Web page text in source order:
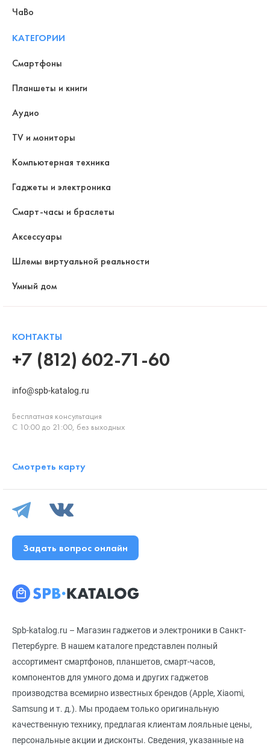
Spb-katalog.ru – Магазин гаджетов и электроники в Санкт-
Петербурге. В нашем каталоге представлен полный
ассортимент смартфонов, планшетов, смарт-часов,
компонентов для умного дома и других гаджетов
производства всемирно известных брендов (Apple, Xiaomi,
Samsung и т. д.). Мы продаем только оригинальную
качественную технику, предлагая клиентам лояльные цены,
персональные акции и дисконты. Сведения, указанные на
ЧаВо
КАТЕГОРИИ
Смартфоны
Планшеты и книги
Аудио
TV и мониторы
Компьютерная техника
Гаджеты и электроника
Смарт-часы и браслеты
Аксессуары
Шлемы виртуальной реальности
Умный дом
КОНТАКТЫ
+7 (812) 602-71-60
info@spb-katalog.ru
Бесплатная консультация
С 10:00 до 21:00, без выходных
Смотреть карту
Задать вопрос онлайн